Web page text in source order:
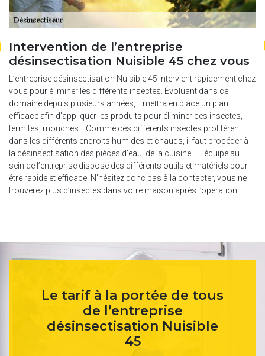
Intervention de l’entreprise
désinsectisation Nuisible 45 chez vous
L’entreprise désinsectisation Nuisible 45 intervient rapidement chez
vous pour éliminer les différents insectes. Évoluant dans ce
domaine depuis plusieurs années, il mettra en place un plan
efficace afin d’appliquer les produits pour éliminer ces insectes,
termites, mouches… Comme ces différents insectes prolifèrent
dans les différents endroits humides et chauds, il faut procéder à
la désinsectisation des pièces d’eau, de la cuisine… L’équipe au
sein de l’entreprise dispose des différents outils et matériels pour
être rapide et efficace. N’hésitez donc pas à la contacter, vous ne
trouverez plus d’insectes dans votre maison après l’opération.
Le tarif à la portée de tous
de l’entreprise
désinsectisation Nuisible
45